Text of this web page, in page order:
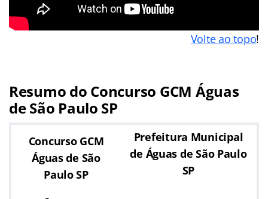
Volte ao topo!
Resumo do Concurso GCM Águas
de São Paulo SP
Concurso GCM
Águas de São
Paulo SP
Prefeitura Municipal
de Águas de São Paulo
SP